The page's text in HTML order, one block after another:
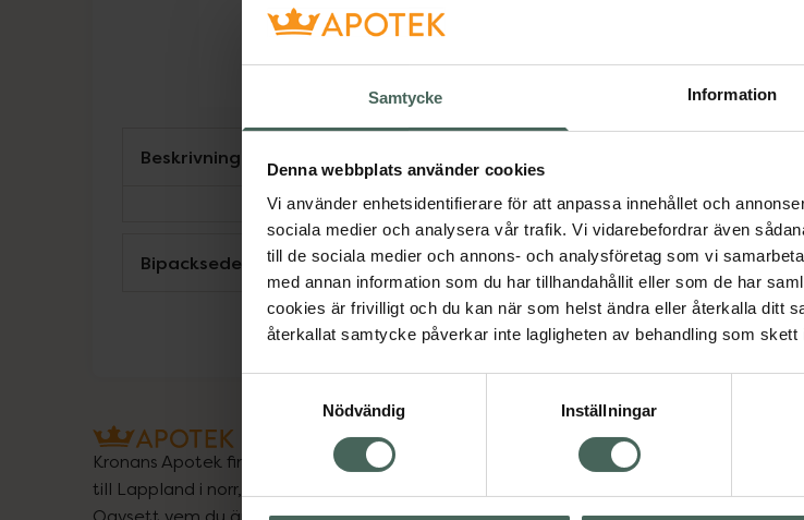
Samtycke Information
Denna webbplats använder cookies
Vi använder enhetsidentifierare för att anpassa innehållet och
sociala medier och analysera vår trafik. Vi vidarebefordrar även
till de sociala medier och annons- och analysföretag som vi
med annan information som du har tillhandahållit eller som de har
cookies är frivilligt och du kan när som helst ändra eller återkalla ditt
återkallat samtycke påverkar inte lagligheten av behandling som skett
Nödvändig
Inställningar
Beskrivning
Bipacksedel från FASS Visa
Kronans Apotek finns här för dig. Du hittar oss från Skåne i syd
till Lappland i norr, och online i mobilen och på datorn.
Oavsett vem du är så är det vårt uppdrag att hjälpa just dig